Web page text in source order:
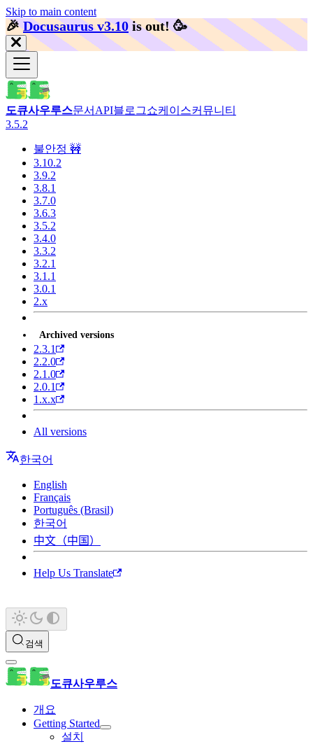
Skip to main content
🎉️Docusaurus v3.10 is out! 🥳️
도큐사우루스문서 API블로그쇼케이스커뮤니티
3.5.2
불안정 🚧
3.10.2
3.9.2
3.8.1
3.7.0
3.6.3
3.5.2
3.4.0
3.3.2
3.2.1
3.1.1
3.0.1
2.x
Archived versions
2.3.1
2.2.0
2.1.0
2.0.1
1.x.x
All versions
한국어
English
Français
Português (Brasil)
한국어
中文（中国）
Help Us Translate
검색
도큐사우루스
개요
Getting Started
설치